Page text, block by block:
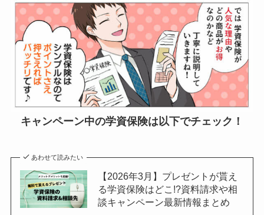
キャンペーン中の学資保険は以下でチェック！
あわせて読みたい
【2026年3月】プレゼントが貰え
る学資保険はどこ!?資料請求や相
談キャンペーン最新情報まとめ